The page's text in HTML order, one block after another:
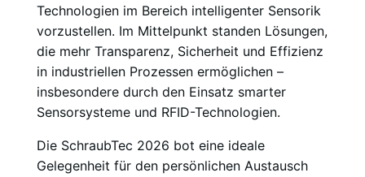
Technologien im Bereich intelligenter Sensorik
vorzustellen. Im Mittelpunkt standen Lösungen,
die mehr Transparenz, Sicherheit und Effizienz
in industriellen Prozessen ermöglichen –
insbesondere durch den Einsatz smarter
Sensorsysteme und RFID-Technologien.
Die SchraubTec 2026 bot eine ideale
Gelegenheit für den persönlichen Austausch